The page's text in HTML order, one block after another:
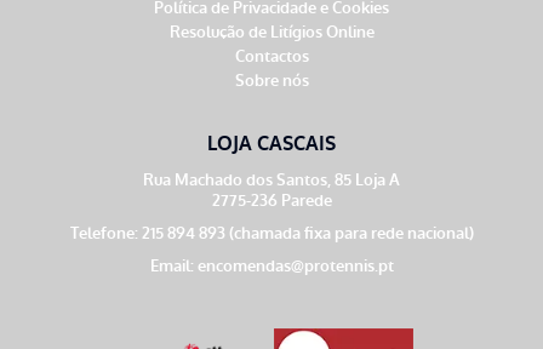
Política de Privacidade e Cookies
Resolução de Litígios Online
Contactos
Sobre nós
LOJA CASCAIS
Rua Machado dos Santos, 85 Loja A
2775-236 Parede
Telefone: 215 894 893 (chamada fixa para rede nacional)
Email: encomendas@protennis.pt